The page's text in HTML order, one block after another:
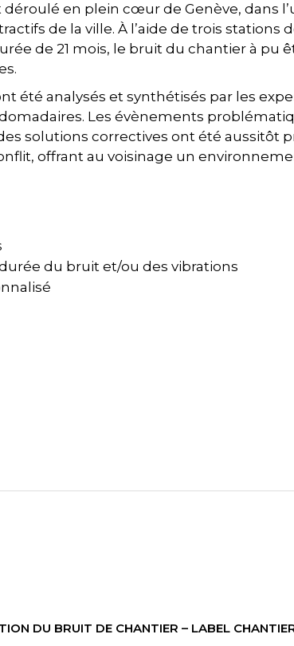
déroulé en plein cœur de Genève, dans
de la ville. À l’aide de trois stations
de 21 mois, le bruit du chantier à pu
été analysés et synthétisés par les
Les évènements
solutions correctives ont été aussitôt
offrant au voisinage un
du bruit et/ou des vibrations
DU BRUIT DE CHANTIER – LABEL